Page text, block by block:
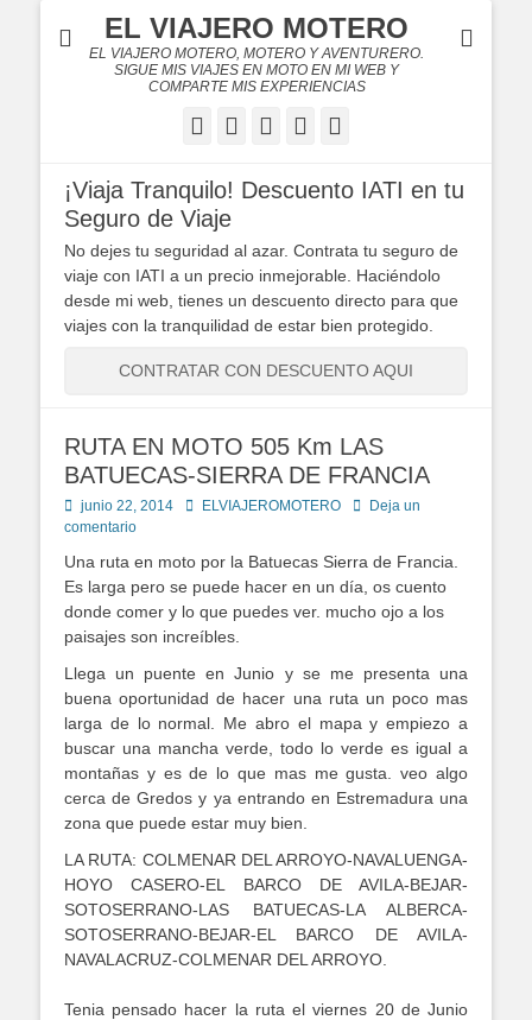
EL VIAJERO MOTERO
EL VIAJERO MOTERO, MOTERO Y AVENTURERO.
SIGUE MIS VIAJES EN MOTO EN MI WEB Y
COMPARTE MIS EXPERIENCIAS
Facebook
Twitter
FlickrYouTube
¡Viaja Tranquilo! Descuento IATI en tu
Seguro de Viaje
No dejes tu seguridad al azar. Contrata tu seguro de
viaje con IATI a un precio inmejorable. Haciéndolo
desde mi web, tienes un descuento directo para que
viajes con la tranquilidad de estar bien protegido.
CONTRATAR CON DESCUENTO AQUI
RUTA EN MOTO 505 Km LAS
BATUECAS-SIERRA DE FRANCIA
Publicado
en
junio 22, 2014 AutorELVIAJEROMOTERO
Deja un
comentario
Una ruta en moto por la Batuecas Sierra de Francia.
Es larga pero se puede hacer en un día, os cuento
donde comer y lo que puedes ver. mucho ojo a los
paisajes son increíbles.
Llega un puente en Junio y se me presenta una
buena oportunidad de hacer una ruta un poco mas
larga de lo normal. Me abro el mapa y empiezo a
buscar una mancha verde, todo lo verde es igual a
montañas y es de lo que mas me gusta. veo algo
cerca de Gredos y ya entrando en Estremadura una
zona que puede estar muy bien.
LA RUTA: COLMENAR DEL ARROYO-NAVALUENGA-
HOYO CASERO-EL BARCO DE AVILA-BEJAR-
SOTOSERRANO-LAS BATUECAS-LA ALBERCA-
SOTOSERRANO-BEJAR-EL BARCO DE AVILA-
NAVALACRUZ-COLMENAR DEL ARROYO.
Tenia pensado hacer la ruta el viernes 20 de Junio